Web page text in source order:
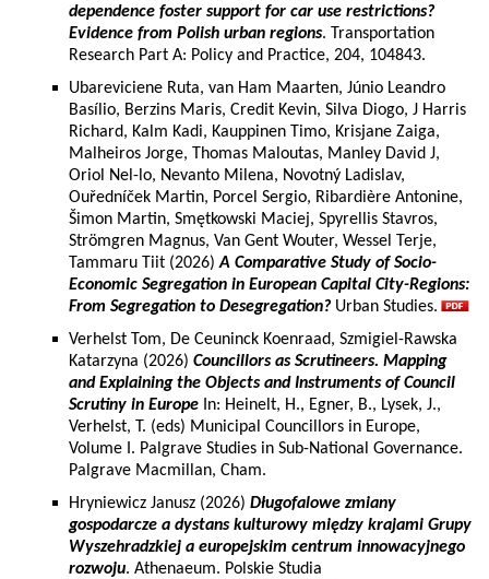
dependence foster support for car use restrictions?
Evidence from Polish urban regions. Transportation
Research Part A: Policy and Practice, 204, 104843.
Ubareviciene Ruta, van Ham Maarten, Júnio Leandro
Basílio, Berzins Maris, Credit Kevin, Silva Diogo, J Harris
Richard, Kalm Kadi, Kauppinen Timo, Krisjane Zaiga,
Malheiros Jorge, Thomas Maloutas, Manley David J,
Oriol Nel-lo, Nevanto Milena, Novotný Ladislav,
Ouředníček Martin, Porcel Sergio, Ribardière Antonine,
Šimon Martin, Smętkowski Maciej, Spyrellis Stavros,
Strömgren Magnus, Van Gent Wouter, Wessel Terje,
Tammaru Tiit (2026)A Comparative Study of Socio-
Economic Segregation in European Capital City-Regions:
From Segregation to Desegregation? Urban Studies.
Verhelst Tom, De Ceuninck Koenraad, Szmigiel-Rawska
Katarzyna (2026) Councillors as Scrutineers. Mapping
and Explaining the Objects and Instruments of Council
Scrutiny in Europe In: Heinelt, H., Egner, B., Lysek, J.,
Verhelst, T. (eds) Municipal Councillors in Europe,
Volume I. Palgrave Studies in Sub-National Governance.
Palgrave Macmillan, Cham.
Hryniewicz Janusz (2026) Długofalowe zmiany
gospodarcze a dystans kulturowy między krajami Grupy
Wyszehradzkiej a europejskim centrum innowacyjnego
rozwoju. Athenaeum. Polskie Studia